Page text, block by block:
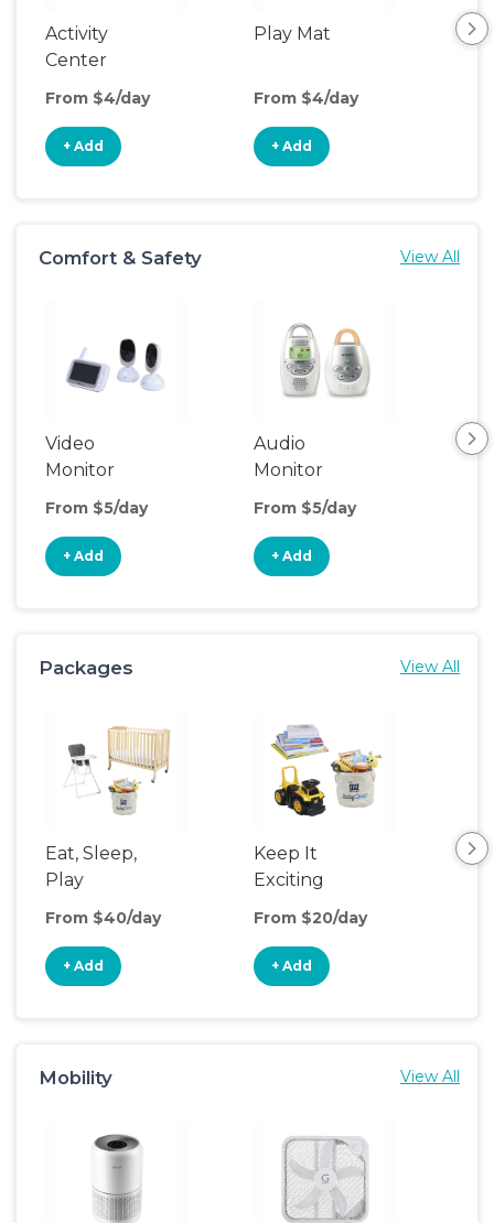
Activity
Center
From $4/day
+ Add
Play Mat
From $4/day
+ Add
Comfort & Safety View All
Video
Monitor
From $5/day
+ Add
Audio
Monitor
From $5/day
+ Add
Packages View All
Eat, Sleep,
Play
From $40/day
+ Add
Keep It
Exciting
From $20/day
+ Add
Mobility View All